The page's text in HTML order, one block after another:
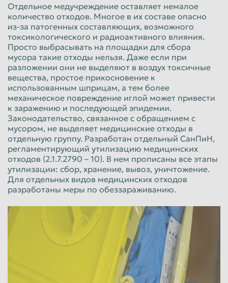
Омск Орёл
Орск
Пенза Пермь
Петрозаводск Петропавловск-Камчатский
Подольск Прокопьевск
Ростов-на-Дону
Рыбинск Рязань
Салават Самара
Санкт-Петербург Саранск
Саратов Севастополь
Северодвинск Симферополь
Смоленск Сочи
Ставрополь Старый Оскол
Сургут
Сыктывкар
Отдельное медучреждение оставляет немалое
количество отходов. Многое в их составе опасно
из-за патогенных составляющих, возможного
токсикологического и радиоактивного влияния.
Просто выбрасывать на площадки для сбора
мусора такие отходы нельзя. Даже если при
разложении они не выделяют в воздух токсичные
вещества, простое прикосновение к
использованным шприцам, а тем более
механическое повреждение иглой может привести
к заражению и последующей эпидемии.
Законодательство, связанное с обращением с
мусором, не выделяет медицинские отходы в
отдельную группу. Разработан отдельный СанПиН,
регламентирующий утилизацию медицинских
отходов (2.1.7.2790 – 10). В нем прописаны все этапы
утилизации: сбор, хранение, вывоз, уничтожение.
Для отдельных видов медицинских отходов
разработаны меры по обеззараживанию.